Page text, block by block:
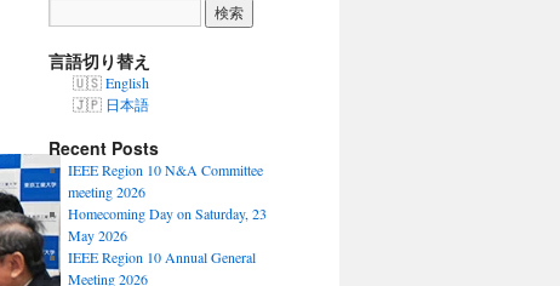
言語切り替え
English
日本語
Recent Posts
IEEE Region 10 N&A Committee
meeting 2026
Homecoming Day on Saturday, 23
May 2026
IEEE Region 10 Annual General
Meeting 2026